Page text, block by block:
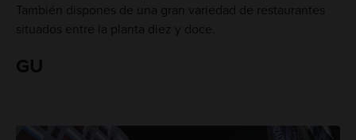
También dispones de una gran variedad de restaurantes
situados entre la planta diez y doce.
GU